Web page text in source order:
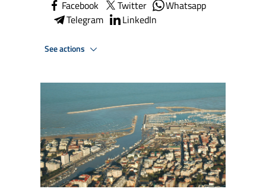
Facebook Twitter
Whatsapp
Telegram
LinkedIn
See actions